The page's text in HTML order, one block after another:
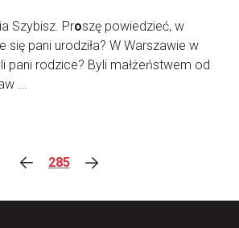
Szybisz. Proszę powiedzieć, w
się pani urodziła? W Warszawie w
pani rodzice? Byli małżeństwem od
...
285